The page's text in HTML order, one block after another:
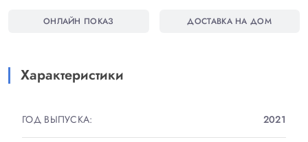
ЭЛЕКТРОСТЕКЛОПОДЪЕМНИКИ
МУЛЬТИМЕДИА
ЭЛЕКТРОЗЕРКАЛА
ОНЛАЙН ПОКАЗ ДОСТАВКА НА ДОМ
Характеристики
ГОД ВЫПУСКА: 2021